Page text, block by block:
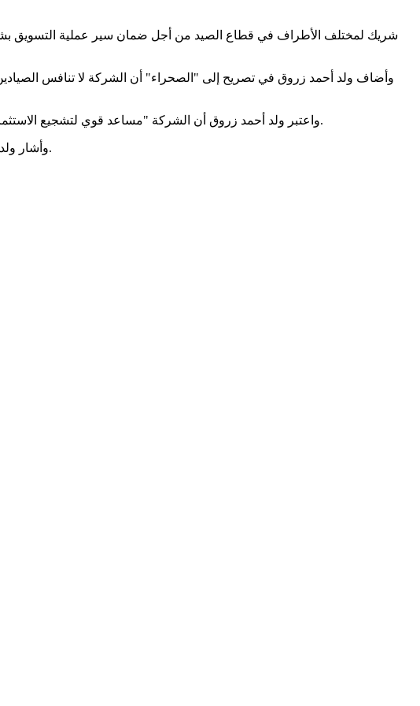
وأضاف ولد أحمد زروق في تصريح إلى "الصحراء" أن الشركة لا تنافس الصيادين
واعتبر ولد أحمد زروق أن الشركة "مساعد قوي لتشجيع الاستثمار في قطاع الصيد من خلال ضمان مصالح مختلف الأطراف"، كما أنها تساعد قطاع الصيد التقليدي، بشكل أساسي. وفق تعبيره.
وأشار ولد أحمد زروق أن الشركة حققت نجاحات منتظمة في السنوات الأخيرة، حيث بلغ رقم صادراتها لهذه العام حدود 670 مليون دولار.